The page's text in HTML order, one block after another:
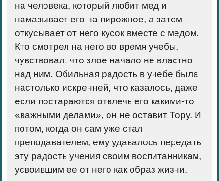
на человека, который любит мед и
намазывает его на пирожное, а затем
откусывает от него кусок вместе с медом.
Кто смотрел на него во время учебы,
чувствовал, что злое начало не властно
над ним. Обильная радость в учебе была
настолько искренней, что казалось, даже
если постараются отвлечь его какими-то
«важными делами», он не оставит Тору. И
потом, когда он сам уже стал
преподавателем, ему удавалось передать
эту радость учения своим воспитанникам,
усвоившим ее от него как образ жизни.